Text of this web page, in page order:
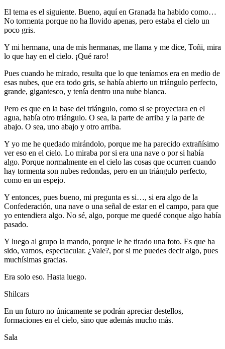
El tema es el siguiente. Bueno, aquí en Granada ha habido como…
No tormenta porque no ha llovido apenas, pero estaba el cielo un
poco gris.
Y mi hermana, una de mis hermanas, me llama y me dice, Toñi, mira
lo que hay en el cielo. ¡Qué raro!
Pues cuando he mirado, resulta que lo que teníamos era en medio de
esas nubes, que era todo gris, se había abierto un triángulo perfecto,
grande, gigantesco, y tenía dentro una nube blanca.
Pero es que en la base del triángulo, como si se proyectara en el
agua, había otro triángulo. O sea, la parte de arriba y la parte de
abajo. O sea, uno abajo y otro arriba.
Y yo me he quedado mirándolo, porque me ha parecido extrañísimo
ver eso en el cielo. Lo miraba por si era una nave o por si había
algo. Porque normalmente en el cielo las cosas que ocurren cuando
hay tormenta son nubes redondas, pero en un triángulo perfecto,
como en un espejo.
Y entonces, pues bueno, mi pregunta es si…, si era algo de la
Confederación, una nave o una señal de estar en el campo, para que
yo entendiera algo. No sé, algo, porque me quedé conque algo había
pasado.
Y luego al grupo la mando, porque le he tirado una foto. Es que ha
sido, vamos, espectacular. ¿Vale?, por si me puedes decir algo, pues
muchísimas gracias.
Era solo eso. Hasta luego.
Shilcars
En un futuro no únicamente se podrán apreciar destellos,
formaciones en el cielo, sino que además mucho más.
Sala